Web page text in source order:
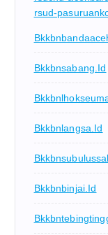
rsud-
Bkkbnsabang.id
Bkkbnlangsa.id
Bkkbnbinjai.id